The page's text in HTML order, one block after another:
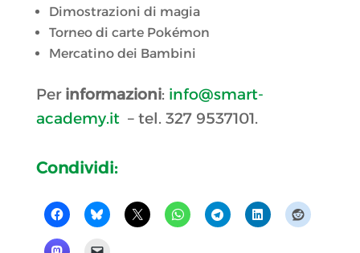
Dimostrazioni di magia
Torneo di carte Pokémon
Mercatino dei Bambini
Per informazioni: info@smart-
academy.it– tel. 327 9537101.
Condividi: